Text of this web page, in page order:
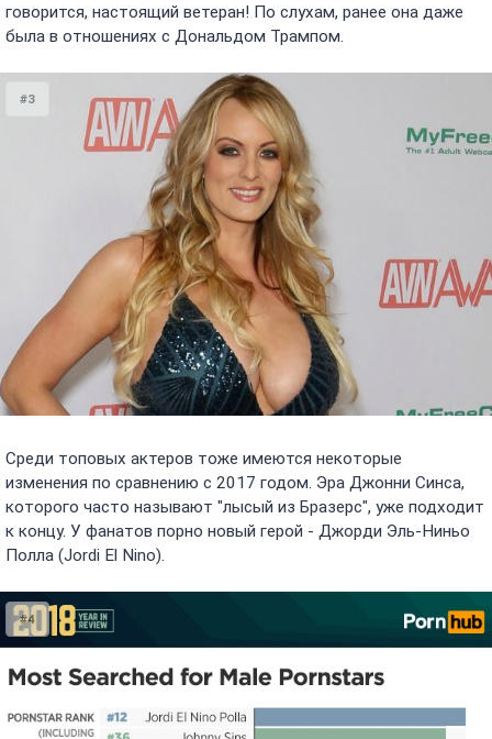
говорится, настоящий ветеран! По слухам, ранее она даже
была в отношениях с Дональдом Трампом.
#3
Среди топовых актеров тоже имеются некоторые
изменения по сравнению с 2017 годом. Эра Джонни Синса,
которого часто называют "лысый из Бразерс", уже подходит
к концу. У фанатов порно новый герой - Джорди Эль-Ниньо
Полла (Jordi El Nino).
#4